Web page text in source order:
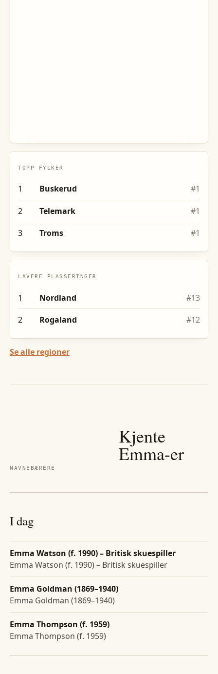
TOPP FYLKER
1 Buskerud #1
2 Telemark #1
3 Troms #1
LAVERE PLASSERINGER
1 Nordland #13
2 Rogaland #12
Se alle regioner
NAVNEBÆRERE
Kjente
Emma-er
I dag
Emma Watson (f. 1990) – Britisk skuespiller
Emma Watson (f. 1990) – Britisk skuespiller
Emma Goldman (1869–1940)
Emma Goldman (1869–1940)
Emma Thompson (f. 1959)
Emma Thompson (f. 1959)